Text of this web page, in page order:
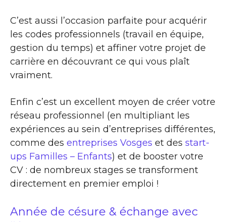
C’est aussi l’occasion parfaite pour acquérir
les codes professionnels (travail en équipe,
gestion du temps) et affiner votre projet de
carrière en découvrant ce qui vous plaît
vraiment.
Enfin c’est un excellent moyen de créer votre
réseau professionnel (en multipliant les
expériences au sein d’entreprises différentes,
comme des entreprises Vosges et des start-
ups Familles – Enfants) et de booster votre
CV : de nombreux stages se transforment
directement en premier emploi !
Année de césure & échange avec